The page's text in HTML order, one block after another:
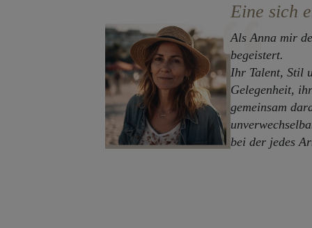
Eine sich
Als Anna mir
begeistert.
Ihr Talent, Stil
Gelegenheit,
gemeinsam
bei der jedes